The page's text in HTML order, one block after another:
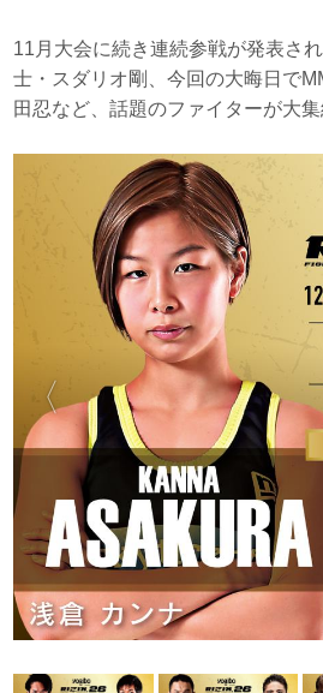
11月大会に続き連続参戦が発表さ
士・スダリオ剛、今回の大晦日で
田忍など、話題のファイターが大集